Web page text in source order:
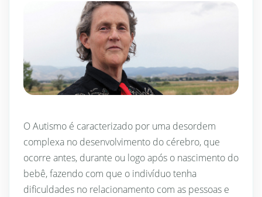
O Autismo é caracterizado por uma desordem
complexa no desenvolvimento do cérebro, que
ocorre antes, durante ou logo após o nascimento do
bebê, fazendo com que o indivíduo tenha
dificuldades no relacionamento com as pessoas e